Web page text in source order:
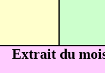
Extrait du